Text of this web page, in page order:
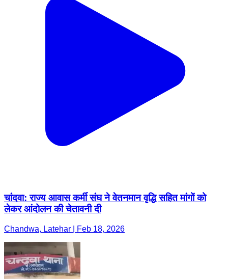
चांदवा: राज्य आवास कर्मी संघ ने वेतनमान वृद्धि सहित मांगों को
लेकर आंदोलन की चेतावनी दी
Chandwa, Latehar | Feb 18, 2026